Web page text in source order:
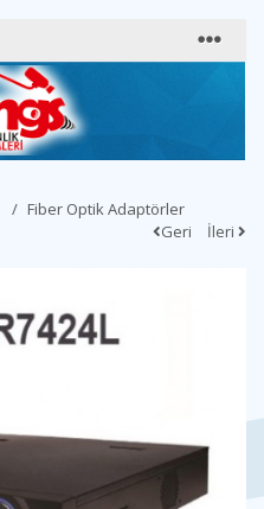
Fiber Optik Adaptörler
Geri
İleri